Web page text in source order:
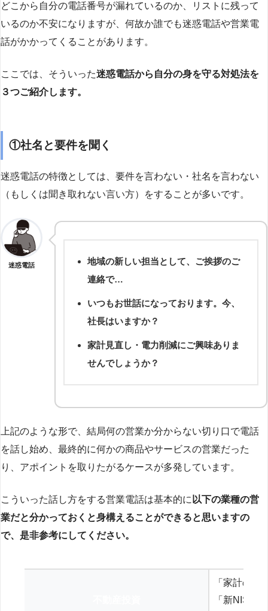
どこから自分の電話番号が漏れているのか、リストに残って
いるのか不安になりますが、何故か誰でも迷惑電話や営業電
話がかかってくることがあります。
ここでは、そういった迷惑電話から自分の身を守る対処法を
３つご紹介します。
①社名と要件を聞く
迷惑電話の特徴としては、要件を言わない・社名を言わない
（もしくは聞き取れない言い方）をすることが多いです。
迷惑電話
地域の新しい担当として、ご挨拶のご
連絡で…
いつもお世話になっております。今、
社長はいますか？
家計見直し・電力削減にご興味ありま
せんでしょうか？
上記のような形で、結局何の営業か分からない切り口で電話
を話し始め、最終的に何かの商品やサービスの営業だった
り、アポイントを取りたがるケースが多発しています。
こういった話し方をする営業電話は基本的に 以下の業種の営
業だと分かっておくと身構えることができると思いますの
で、是非参考にしてください。
「家計の見
「新NISA